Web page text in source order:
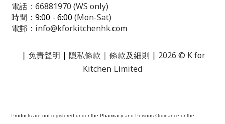
電話：66881970 (WS only)
時間 ：9:00 - 6:00(Mon-Sat)
電郵 ： info@kforkitchenhk.com
| 免責聲明 | 隱私條款 | 條款及細則 | 2026 © K for
Kitchen Limited
Products are not registered under the Pharmacy and Poisons Ordinance or the